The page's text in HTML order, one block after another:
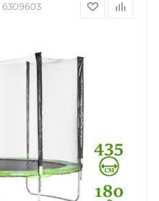
6309603